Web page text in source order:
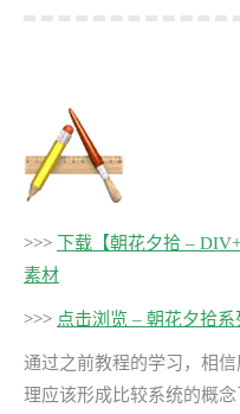
>>> 下载【朝花夕拾 –
素材
>>> 点击浏览 – 朝花夕拾
通过之前教程的学习，相
理应该形成比较系统的概